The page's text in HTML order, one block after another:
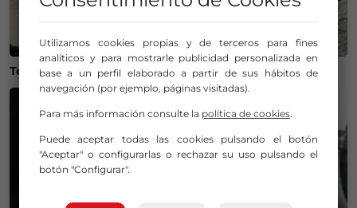
Temperaturas históricas del agua en el Mar Cantábrico
Utilizamos cookies propias y de terceros para fines
analíticos y para mostrarle publicidad personalizada en
base a un perfil elaborado a partir de sus hábitos de
navegación (por ejemplo, páginas visitadas).
Para más información consulte la política de cookies.
Puede aceptar todas las cookies pulsando el botón
"Aceptar" o configurarlas o rechazar su uso pulsando el
botón "Configurar".